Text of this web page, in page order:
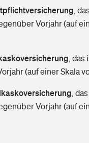
Jetzt Versicherer finden
was: Jetzt Versicherer
Vorjahr (auf
das
(auf einer Skala
Vorjahr (auf